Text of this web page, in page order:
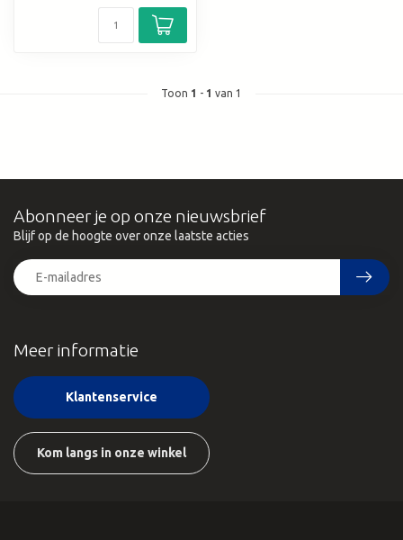
Toon 1 - 1 van 1
Meer informatie
Klantenservice
Kom langs in onze winkel
Abonneer je op onze nieuwsbrief
Blijf op de hoogte over onze laatste acties